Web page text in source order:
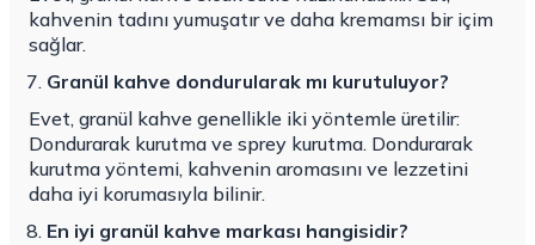
kahvenin tadını yumuşatır ve daha kremamsı bir içim
sağlar.
Granül kahve dondurularak mı kurutuluyor?
Evet, granül kahve genellikle iki yöntemle üretilir:
Dondurarak kurutma ve sprey kurutma. Dondurarak
kurutma yöntemi, kahvenin aromasını ve lezzetini
daha iyi korumasıyla bilinir.
En iyi granül kahve markası hangisidir?